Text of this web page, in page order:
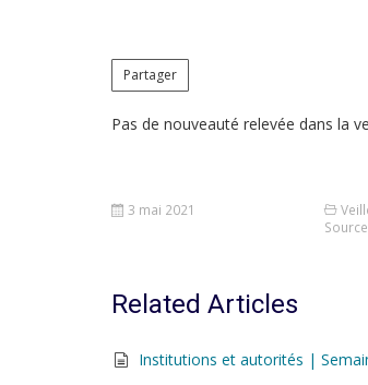
Partager
Pas de nouveauté relevée dans la
3 mai 2021
Related Articles
Institutions et autorités |